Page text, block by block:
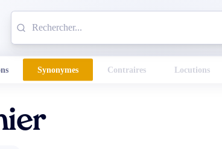
Synonymes Contraires Locutions